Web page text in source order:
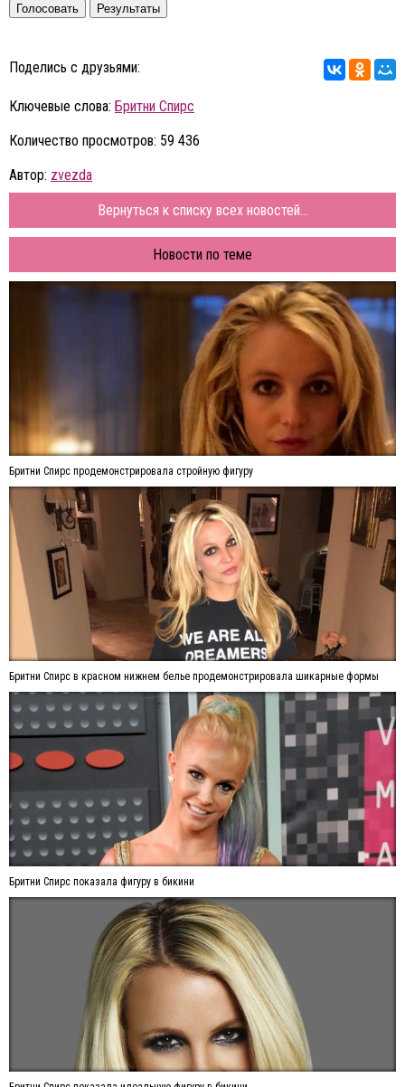
Голосовать Результаты
Поделись с друзьями:
Ключевые слова: Бритни Спирс
Количество просмотров: 59 436
Автор: zvezda
Вернуться к списку всех новостей...
Новости по теме
Бритни Спирс продемонстрировала стройную фигуру
Бритни Спирс в красном нижнем белье продемонстрировала шикарные формы
Бритни Спирс показала фигуру в бикини